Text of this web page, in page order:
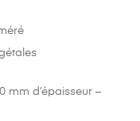
mm d’épaisseur –